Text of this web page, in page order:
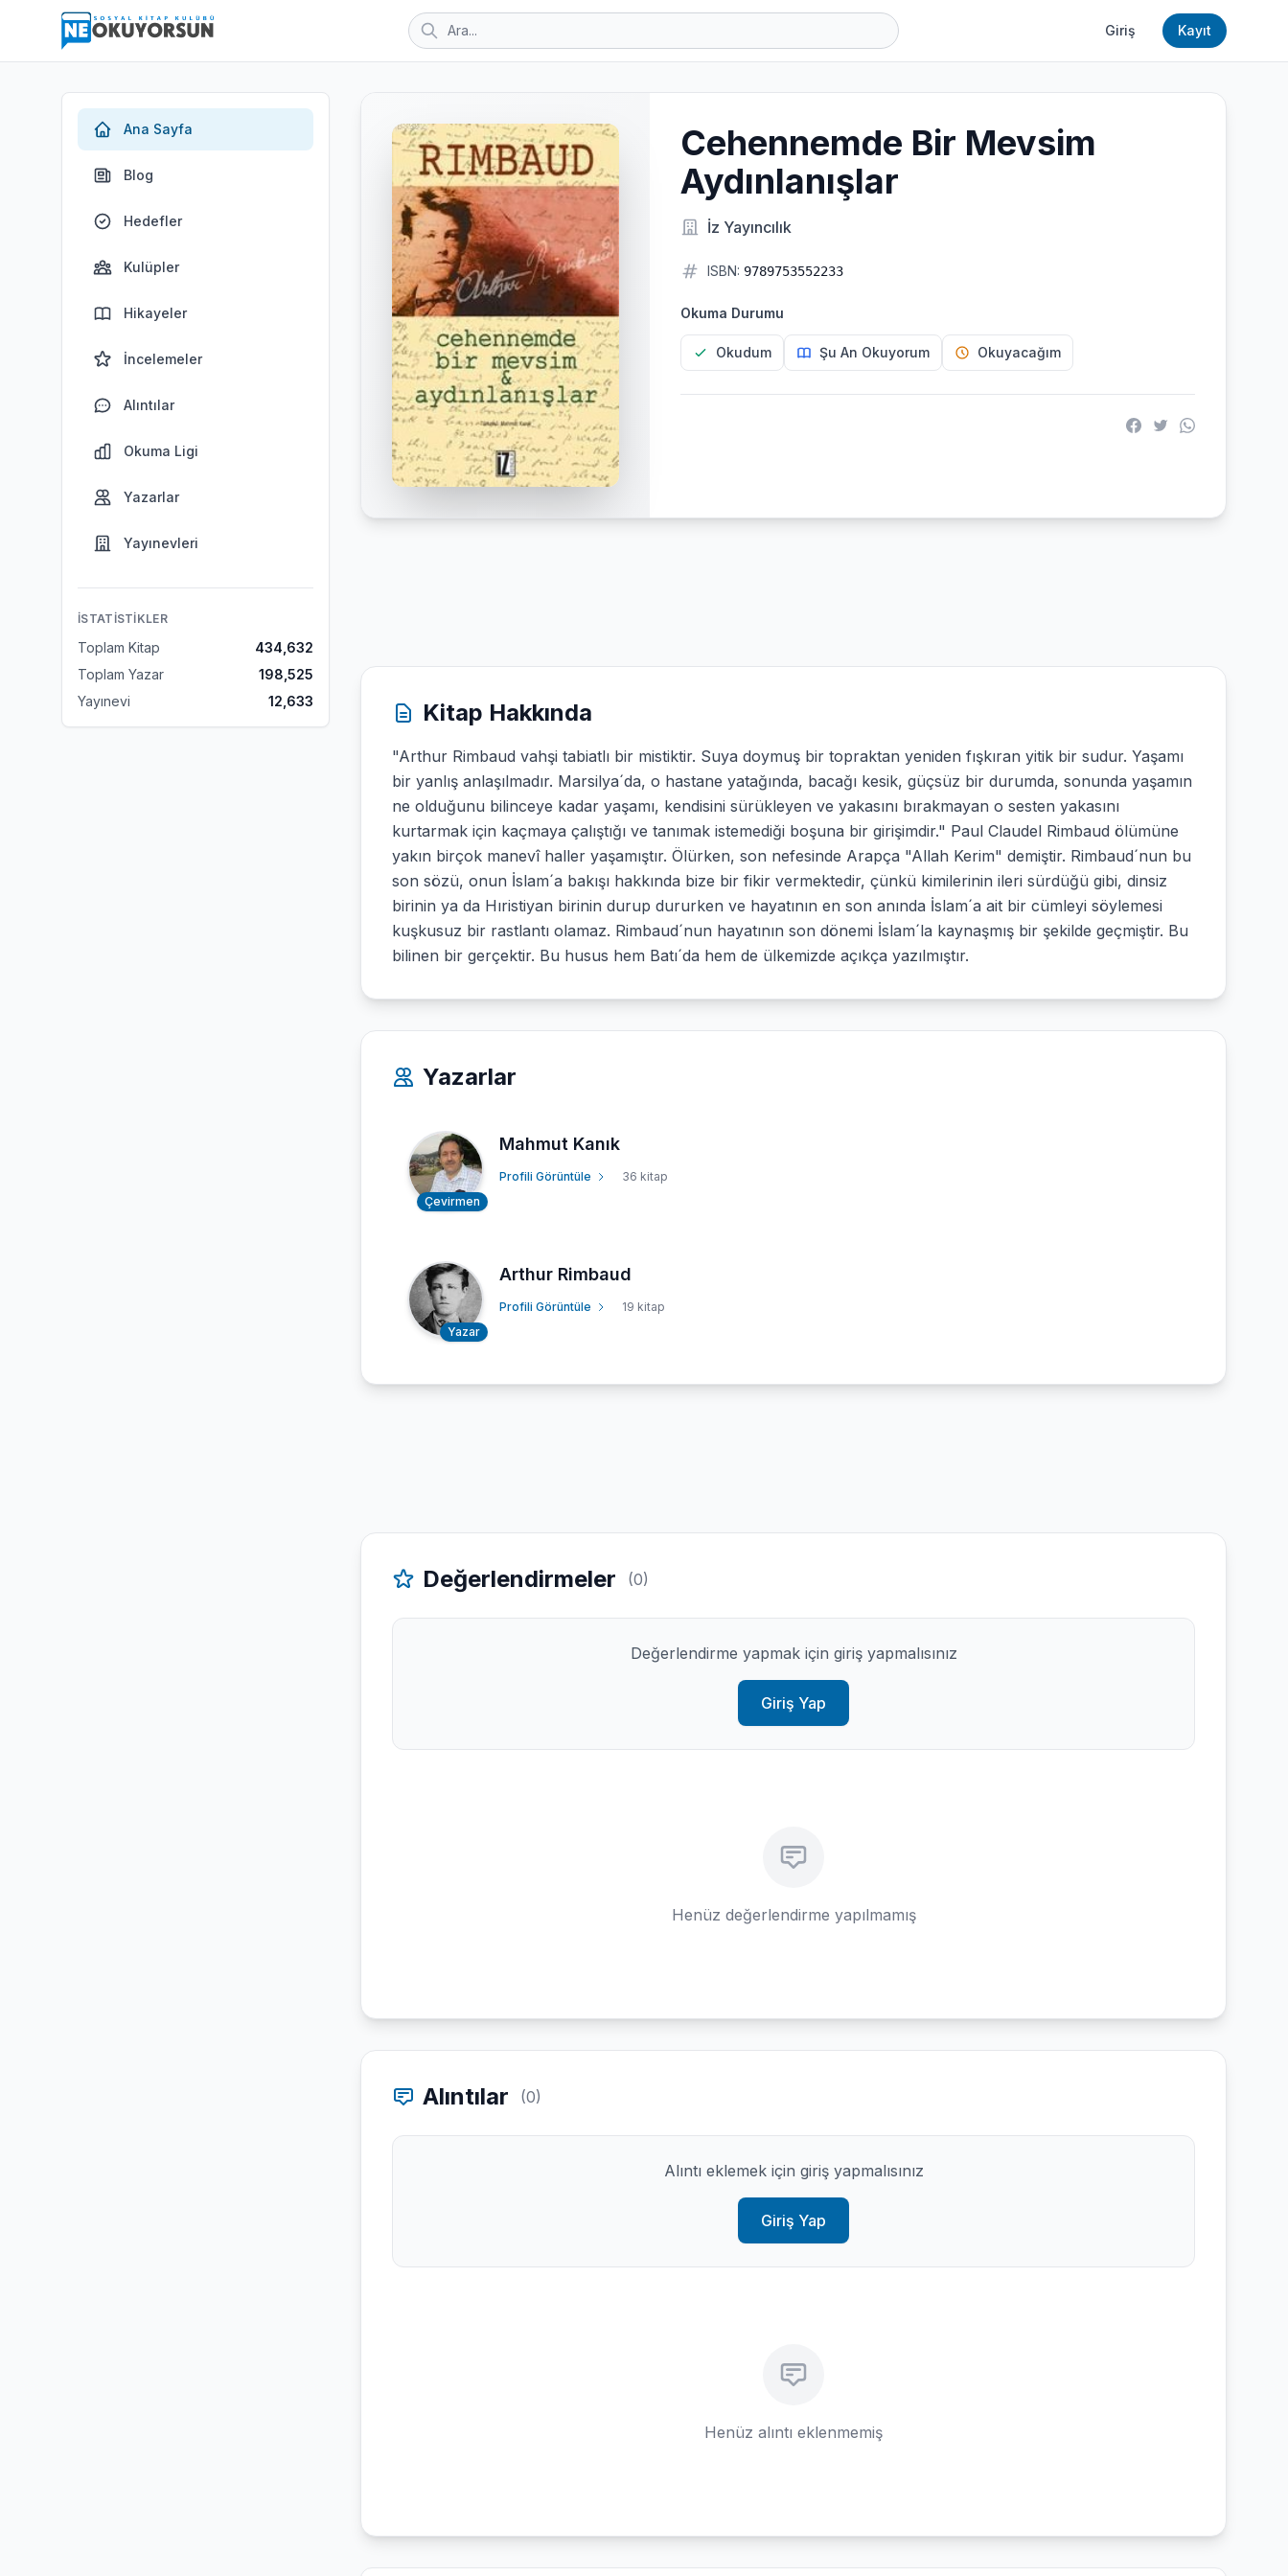
Giriş Kayıt
Ana Sayfa
Blog
Hedefler
Kulüpler
Hikayeler
İncelemeler
Alıntılar
Okuma Ligi
Yazarlar
Yayınevleri
İSTATISTIKLER
Toplam Kitap
434,632
Toplam Yazar
198,525
Yayınevi
12,633
Cehennemde Bir Mevsim
Aydınlanışlar
İz Yayıncılık
ISBN: 9789753552233
Okuma Durumu
Okudum Şu An Okuyorum Okuyacağım
Kitap Hakkında
"Arthur Rimbaud vahşi tabiatlı bir mistiktir. Suya doymuş bir topraktan yeniden fışkıran yitik bir sudur. Yaşamı
bir yanlış anlaşılmadır. Marsilya´da, o hastane yatağında, bacağı kesik, güçsüz bir durumda, sonunda yaşamın
ne olduğunu bilinceye kadar yaşamı, kendisini sürükleyen ve yakasını bırakmayan o sesten yakasını
kurtarmak için kaçmaya çalıştığı ve tanımak istemediği boşuna bir girişimdir." Paul Claudel Rimbaud ölümüne
yakın birçok manevî haller yaşamıştır. Ölürken, son nefesinde Arapça "Allah Kerim" demiştir. Rimbaud´nun bu
son sözü, onun İslam´a bakışı hakkında bize bir fikir vermektedir, çünkü kimilerinin ileri sürdüğü gibi, dinsiz
birinin ya da Hıristiyan birinin durup dururken ve hayatının en son anında İslam´a ait bir cümleyi söylemesi
kuşkusuz bir rastlantı olamaz. Rimbaud´nun hayatının son dönemi İslam´la kaynaşmış bir şekilde geçmiştir. Bu
bilinen bir gerçektir. Bu husus hem Batı´da hem de ülkemizde açıkça yazılmıştır.
Yazarlar
Çevirmen
Mahmut Kanık
Profili Görüntüle 36 kitap
Yazar
Arthur Rimbaud
Profili Görüntüle 19 kitap
Değerlendirmeler (0)
Değerlendirme yapmak için giriş yapmalısınız
Giriş Yap
Henüz değerlendirme yapılmamış
Alıntılar (0)
Alıntı eklemek için giriş yapmalısınız
Giriş Yap
Henüz alıntı eklenmemiş